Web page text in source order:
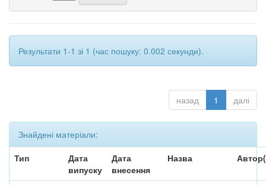
Результати 1-1 зі 1 (час пошуку: 0.002 секунди).
назад 1 далі
Знайдені матеріали:
Тип
Дата
випуску
Дата
внесення
Назва